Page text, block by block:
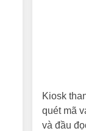
Kiosk
quét mã
và đầu